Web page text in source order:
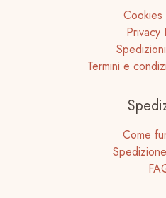
Cookies
Privacy
Termini e
Come